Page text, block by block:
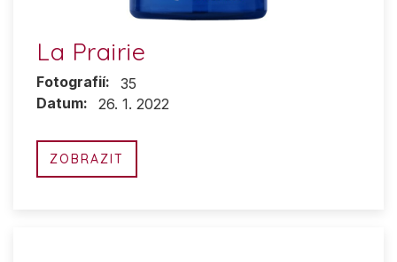
La Prairie
Fotografií:
35
Datum:
26. 1. 2022
ZOBRAZIT